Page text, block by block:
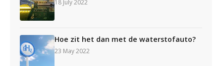
18 July 2022
Hoe zit het dan met de waterstofauto?
23 May 2022